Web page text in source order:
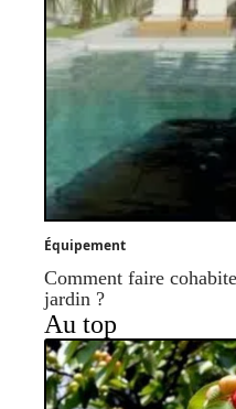
Équipement
Comment faire
jardin ?
Au top